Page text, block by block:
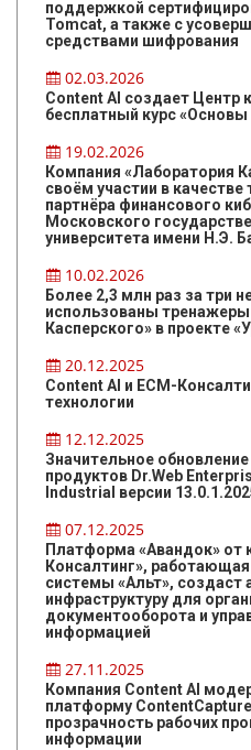
поддержкой
Tomcat, а также с
средствами шифрования
02.03.2026
Content AI создает Центр
бесплатный курс
19.02.2026
Компания «Лаборатория
своём участии в качестве
партнёра финансового
Московского
университета имени Н.Э.
10.02.2026
Более 2,3 млн раз за три
использованы
Касперского» в проекте
20.12.2025
Content AI и ЕСМ-
технологии
12.12.2025
Значительное
продуктов Dr.Web
Industrial версии
07.12.2025
Платформа «Авандок» от
Консалтинг»,
системы «Альт», создаст
инфраструктуру для
документооборота и
информацией
27.11.2025
Компания Content AI
платформу
прозрачность рабочих
информации